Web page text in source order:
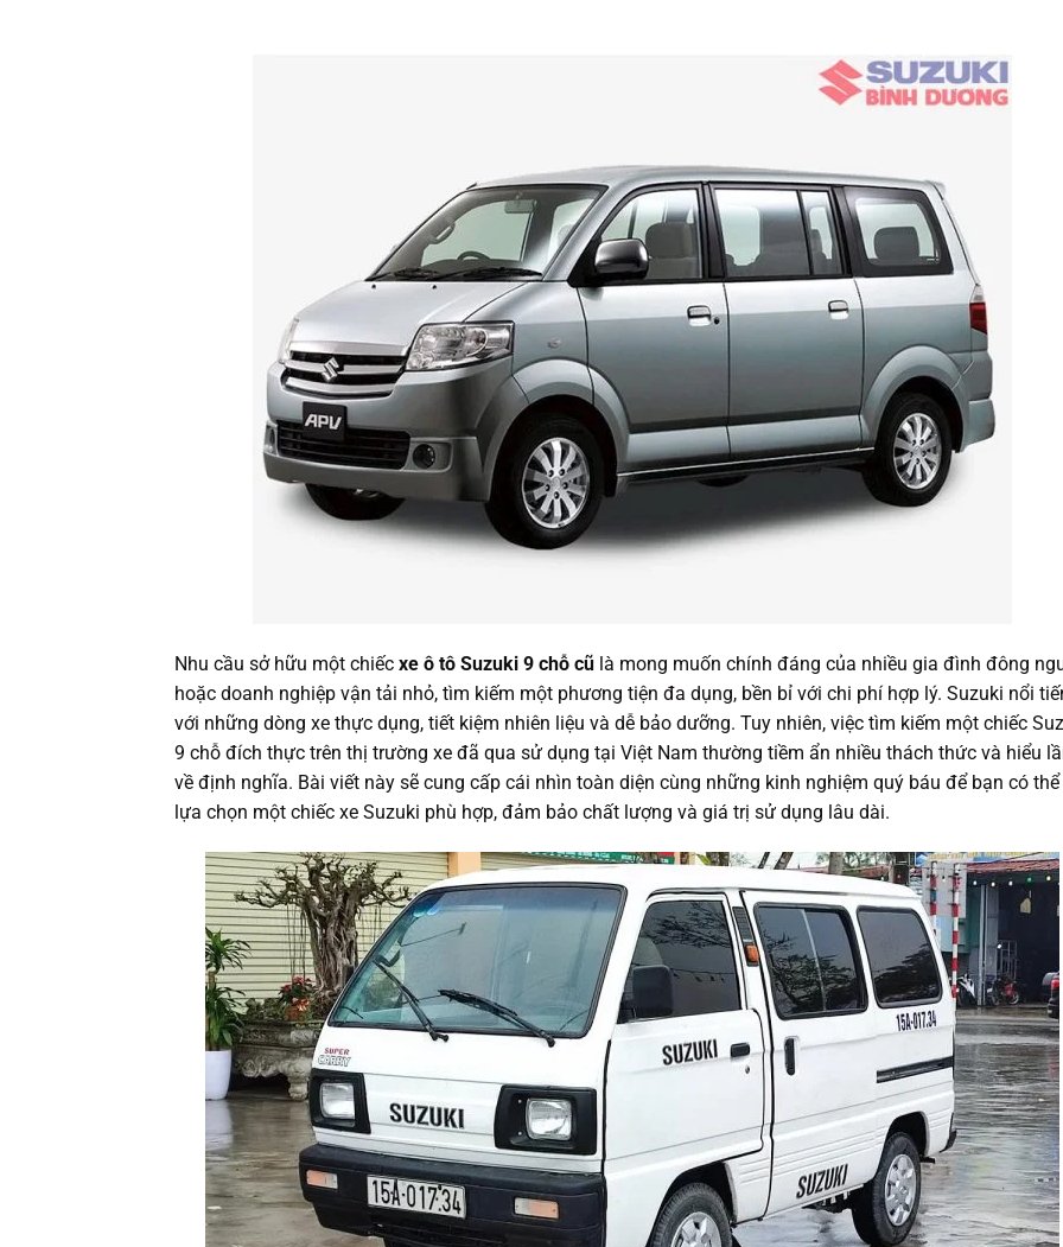
Nhu cầu sở hữu một chiếc xe ô tô Suzuki 9 chỗ cũ là mong muốn chính đáng của nhiều gia đình đông
hoặc doanh nghiệp vận tải nhỏ, tìm kiếm một phương tiện đa dụng, bền bỉ với chi phí hợp lý. Suzuki nổi
với những dòng xe thực dụng, tiết kiệm nhiên liệu và dễ bảo dưỡng. Tuy nhiên, việc tìm kiếm một chiếc
9 chỗ đích thực trên thị trường xe đã qua sử dụng tại Việt Nam thường tiềm ẩn nhiều thách thức và hiểu
về định nghĩa. Bài viết này sẽ cung cấp cái nhìn toàn diện cùng những kinh nghiệm quý báu để bạn có thể
lựa chọn một chiếc xe Suzuki phù hợp, đảm bảo chất lượng và giá trị sử dụng lâu dài.